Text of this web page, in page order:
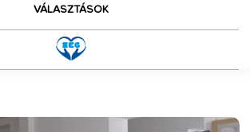
VÁLASZTÁSOK